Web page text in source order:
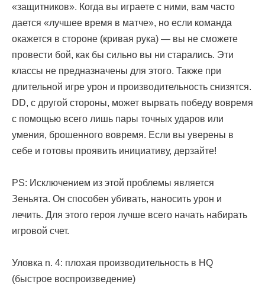
«защитников». Когда вы играете с ними, вам часто
дается «лучшее время в матче», но если команда
окажется в стороне (кривая рука) — вы не сможете
провести бой, как бы сильно вы ни старались. Эти
классы не предназначены для этого. Также при
длительной игре урон и производительность снизятся.
DD, с другой стороны, может вырвать победу вовремя
с помощью всего лишь пары точных ударов или
умения, брошенного вовремя. Если вы уверены в
себе и готовы проявить инициативу, дерзайте!
PS: Исключением из этой проблемы является
Зеньята. Он способен убивать, наносить урон и
лечить. Для этого героя лучше всего начать набирать
игровой счет.
Уловка n. 4: плохая производительность в HQ
(быстрое воспроизведение)